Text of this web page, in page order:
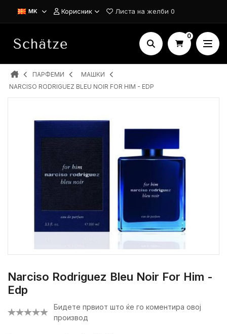
MK Корисник Листа на желби 0
0
ПАРФЕМИ
MAШКИ
NARCISO RODRIGUEZ BLEU NOIR FOR HIM - EDP
Narciso Rodriguez Bleu Noir For Him -
Edp
Бидете првиот што ќе го коментира овој
производ